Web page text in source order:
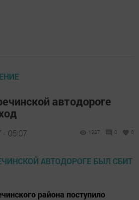
автодороге
- 05:07 1387 0 0
района поступило